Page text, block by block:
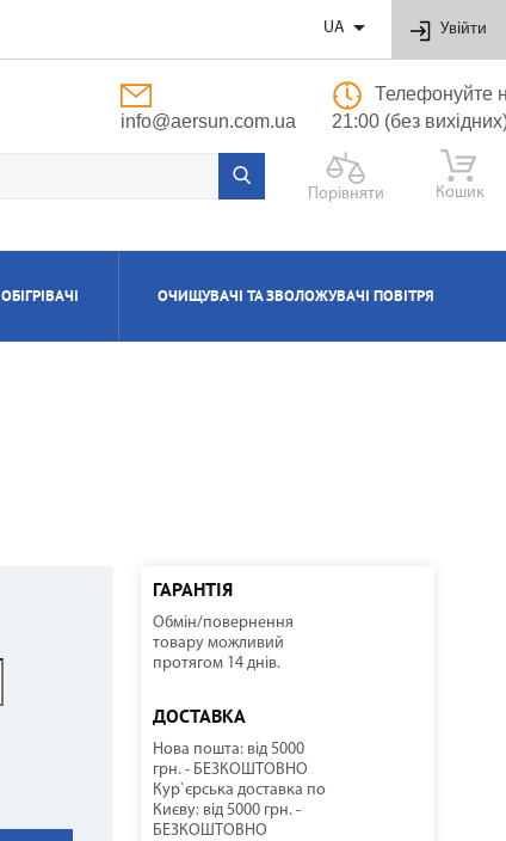
UA  Увійти
info@aersun.com.ua
Телефонуйте
21:00 (без
Порівняти Кошик
КОМПРЕСОРНО-КОНДЕНСАТОРНІ БЛОКИ
СОНЯЧНІ КОЛЕКТОРИ
КУЛЕРИ ДЛЯ ВОДИ
ОБІГРІВАЧІ
ТЕПЛОВІ ГАРМАТИ
ОЧИЩУВАЧІ ТА ЗВОЛОЖУВАЧІ ПОВІТРЯ
ГАРАНТІЯ
Обмін/повернення
товару можливий
протягом 14 днів.
ДОСТАВКА
Нова пошта: від 5000
грн. - БЕЗКОШТОВНО
Кур`єрська доставка по
Києву: від 5000 грн. -
БЕЗКОШТОВНО